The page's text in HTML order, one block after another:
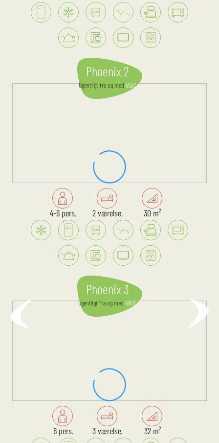
Phoenix 2
Ugentligt fra og med 455€
4-6 pers. 2 værelse, 30 m²
Phoenix 3
Ugentligtfra og med490€
6 pers. 3 værelse, 32 m²